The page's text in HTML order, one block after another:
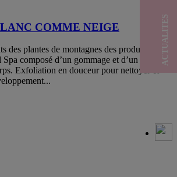
COMME NEIGE
des plantes de montagnes des produits Pure
composé d’un gommage et d’un
Exfoliation en douceur pour nettoyer et
ACTUALITES